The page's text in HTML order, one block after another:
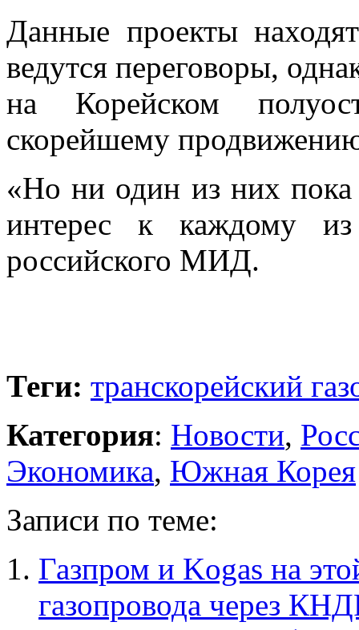
Данные проекты
ведутся переговоры,
на Корейском
скорейшему
«Но ни один из них пока
интерес к каждому
российского МИД.
Теги: транскорейский
Категория: Новости,
Экономика, Южная Корея
Записи по теме:
Газпром и Kogas на
газопровода через